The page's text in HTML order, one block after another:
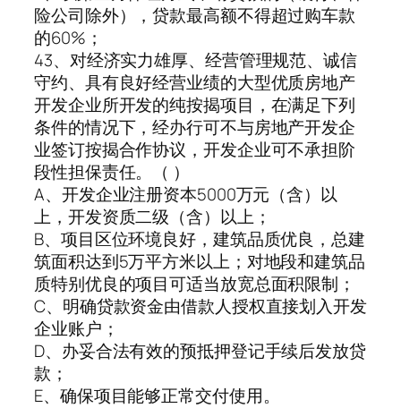
险公司除外），贷款最高额不得超过购车款
的60%；
43、对经济实力雄厚、经营管理规范、诚信
守约、具有良好经营业绩的大型优质房地产
开发企业所开发的纯按揭项目，在满足下列
条件的情况下，经办行可不与房地产开发企
业签订按揭合作协议，开发企业可不承担阶
段性担保责任。（ ）
A、开发企业注册资本5000万元（含）以
上，开发资质二级（含）以上；
B、项目区位环境良好，建筑品质优良，总建
筑面积达到5万平方米以上；对地段和建筑品
质特别优良的项目可适当放宽总面积限制；
C、明确贷款资金由借款人授权直接划入开发
企业账户；
D、办妥合法有效的预抵押登记手续后发放贷
款；
E、确保项目能够正常交付使用。